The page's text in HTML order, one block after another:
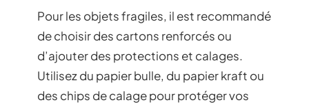
Pour les objets fragiles, il est recommandé
de choisir des cartons renforcés ou
d’ajouter des protections et calages.
Utilisez du papier bulle, du papier kraft ou
des chips de calage pour protéger vos